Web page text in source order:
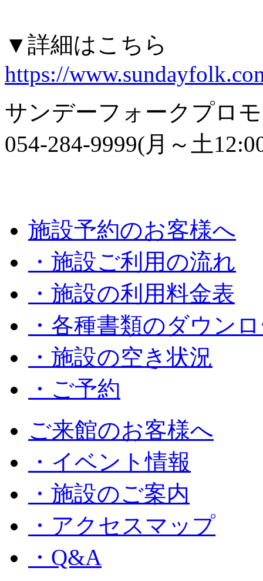
▼詳細はこちら
https://
サンデーフォークプロ
054-284-9999(月～土
施設予約のお客様へ
・施設ご利用の流れ
・施設の利用料金表
・各種書類のダウン
・施設の空き状況
・ご予約
ご来館のお客様へ
・イベント情報
・施設のご案内
・アクセスマップ
・Q&A